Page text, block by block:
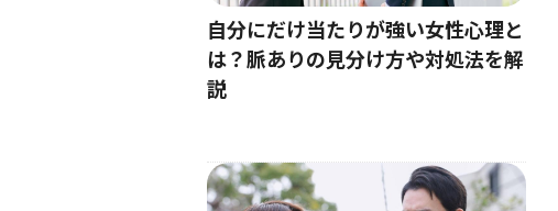
自分にだけ当たりが強い女性心理と
は？脈ありの見分け方や対処法を解
説